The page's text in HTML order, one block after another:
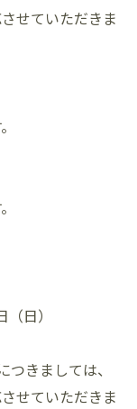
せていただきま
日）
きましては、
せていただきま